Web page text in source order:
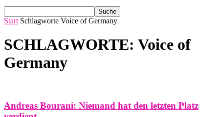
Start Schlagworte Voice of Germany
SCHLAGWORTE: Voice of
Germany
Andreas Bourani: Niemand hat den letzten Platz